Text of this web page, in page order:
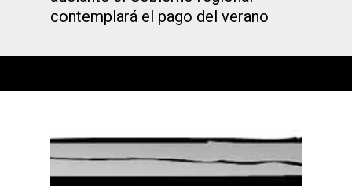
contemplará el pago del verano